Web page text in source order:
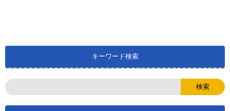
キーワード検索